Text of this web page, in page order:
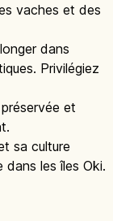
vaches et des
dans
Privilégiez
et
sa culture
les îles Oki.